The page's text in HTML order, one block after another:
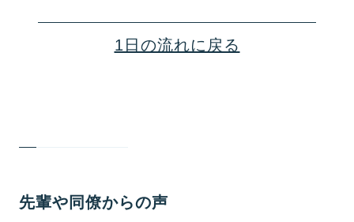
1日の流れに戻る
先輩や同僚からの声